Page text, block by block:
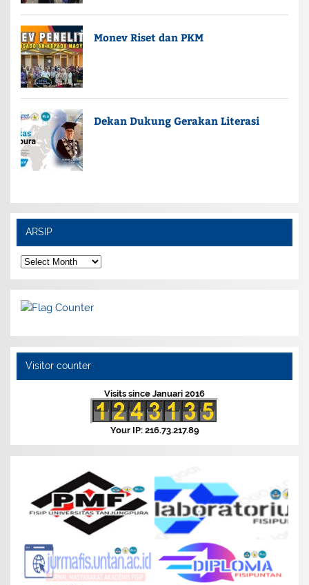
Monev Riset dan PKM
Dekan Dukung Gerakan Literasi
ARSIP
ARSIP
Visitor counter
Visits since Januari 2016
Your IP: 216.73.217.89